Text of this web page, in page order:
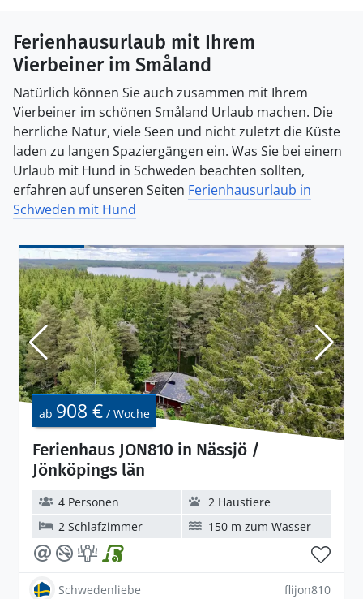
Ferienhausurlaub mit Ihrem
Vierbeiner im Småland
Natürlich können Sie auch zusammen mit Ihrem
Vierbeiner im schönen Småland Urlaub machen. Die
herrliche Natur, viele Seen und nicht zuletzt die Küste
laden zu langen Spaziergängen ein. Was Sie bei einem
Urlaub mit Hund in Schweden beachten sollten,
erfahren auf unseren Seiten Ferienhausurlaub in
Schweden mit Hund
Ferienhaus JON810 in Nässjö /
Jönköpings län
ab 908 € / Woche
4 Personen
2 Haustiere
2 Schlafzimmer
150 m zum Wasser
Schwedenliebe flijon810